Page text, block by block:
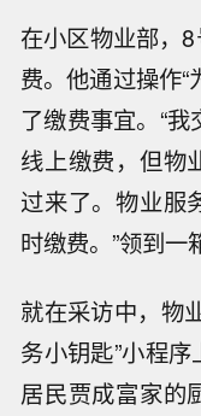
在小区物业部，
费。他通过操作
了缴费事宜。“
线上缴费，但物
过来了。物业服
时缴费。”领到一
就在采访中，物
务小钥匙”小程
居民贾成富家的